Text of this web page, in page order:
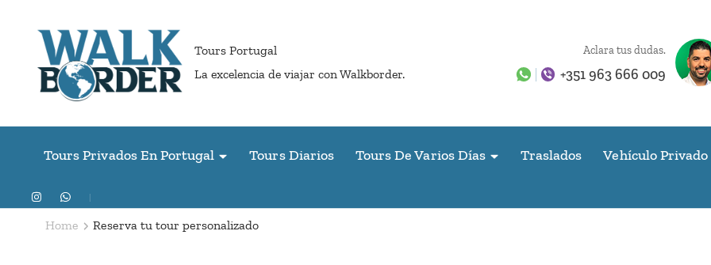
Tours Portugal
La excelencia de viajar con Walkborder.
Aclara tus dudas.
+351 963 666 009
Tours Privados En Portugal Tours Diarios Tours De Varios Días Traslados Vehículo Privado
Home Reserva tu tour personalizado